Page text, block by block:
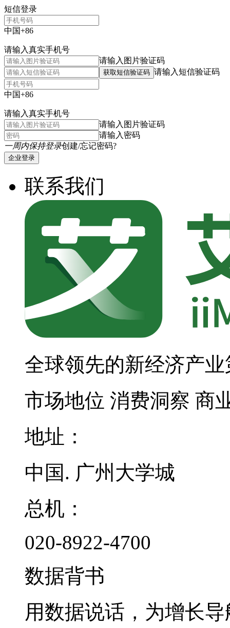
短信登录
中国+86
请输入真实手机号
请输入图片验证码
获取短信验证码 请输入短信验证码
中国+86
请输入真实手机号
请输入图片验证码
请输入密码
一周内保持登录创建/忘记密码?
企业登录
联系我们
全球领先的新经济产
市场地位 消费洞察 商
地址：
中国. 广州大学城
总机：
020-8922-4700
数据背书
用数据说话，为增长导